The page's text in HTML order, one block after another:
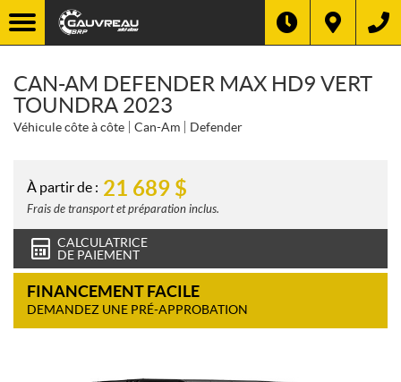
CAN-AM DEFENDER MAX HD9 VERT
TOUNDRA 2023
Véhicule côte à côte Can-Am Defender
À partir de : 21 689 $
Frais de transport et préparation inclus.
CALCULATRICE
DE PAIEMENT
FINANCEMENT FACILE
DEMANDEZ UNE PRÉ-APPROBATION